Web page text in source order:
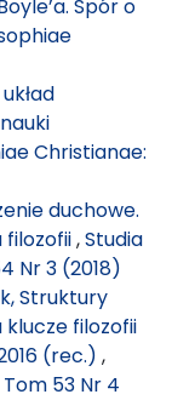
Spór o
Christianae:
duchowe.
filozofii,Studia
Nr 3 (2018)
Struktury
klucze filozofii
(rec.) ,
53 Nr 4